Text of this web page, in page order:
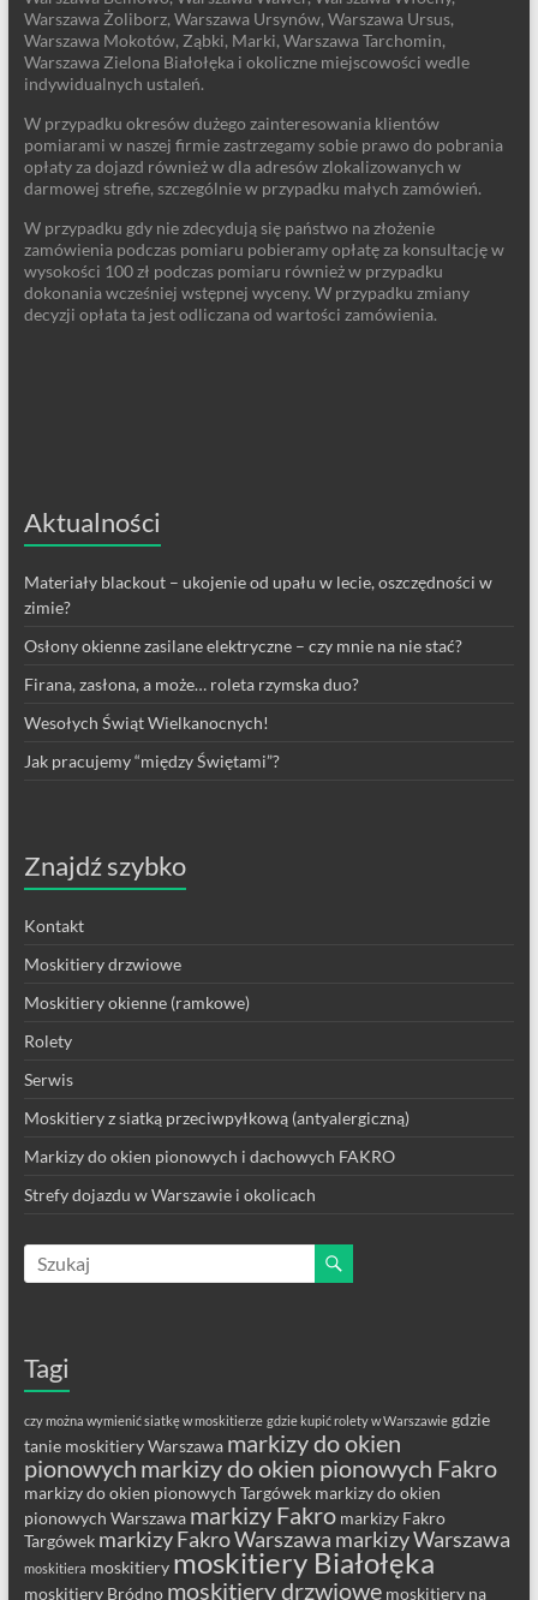
Warszawa Żoliborz, Warszawa Ursynów, Warszawa Ursus,
Warszawa Mokotów, Ząbki, Marki, Warszawa Tarchomin,
Warszawa Zielona Białołęka i okoliczne miejscowości wedle
indywidualnych ustaleń.
W przypadku okresów dużego zainteresowania klientów
pomiarami w naszej firmie zastrzegamy sobie prawo do pobrania
opłaty za dojazd również w dla adresów zlokalizowanych w
darmowej strefie, szczególnie w przypadku małych zamówień.
W przypadku gdy nie zdecydują się państwo na złożenie
zamówienia podczas pomiaru pobieramy opłatę za konsultację w
wysokości 100 zł podczas pomiaru również w przypadku
dokonania wcześniej wstępnej wyceny. W przypadku zmiany
decyzji opłata ta jest odliczana od wartości zamówienia.
Aktualności
Materiały blackout – ukojenie od upału w lecie, oszczędności w
zimie?
Osłony okienne zasilane elektryczne – czy mnie na nie stać?
Firana, zasłona, a może… roleta rzymska duo?
Wesołych Świąt Wielkanocnych!
Jak pracujemy “między Świętami”?
Znajdź szybko
Kontakt
Moskitiery drzwiowe
Moskitiery okienne (ramkowe)
Rolety
Serwis
Moskitiery z siatką przeciwpyłkową (antyalergiczną)
Markizy do okien pionowych i dachowych FAKRO
Strefy dojazdu w Warszawie i okolicach
Tagi
czy można wymienić siatkę w moskitierze gdzie kupić rolety w Warszawie gdzie
tanie moskitiery Warszawa markizy do okien
pionowych markizy do okien pionowych Fakro
markizy do okien pionowych Targówek markizy do okien
pionowych Warszawa markizy Fakro markizy Fakro
Targówek markizy Fakro Warszawa markizy Warszawa
moskitiera moskitiery moskitiery Białołęka
moskitiery Bródno moskitiery drzwiowe moskitiery na